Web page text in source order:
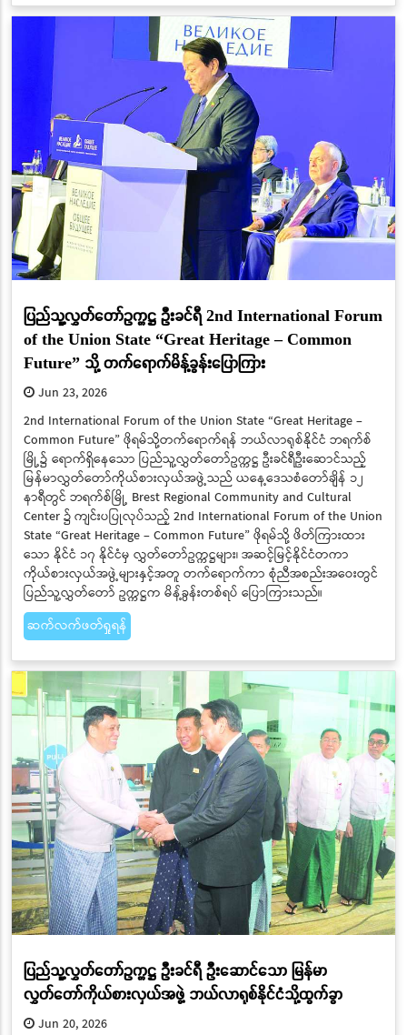
ပြည်သူ့လွှတ်တော်ဥက္ကဋ္ဌ ဦးခင်ရီ 2nd International Forum
of the Union State “Great Heritage – Common
Future” သို့ တက်ရောက်မိန့်ခွန်းပြောကြား
Jun 23, 2026
2nd International Forum of the Union State “Great Heritage –
Common Future” ဖိုရမ်သို့တက်ရောက်ရန် ဘယ်လာရုစ်နိုင်ငံ ဘရက်စ်
မြို့၌ ရောက်ရှိနေသော ပြည်သူ့လွှတ်တော်ဥက္ကဋ္ဌ ဦးခင်ရီဦးဆောင်သည့်
မြန်မာလွှတ်တော်ကိုယ်စားလှယ်အဖွဲ့သည် ယနေ့ဒေသစံတော်ချိန် ၁၂
နာရီတွင် ဘရက်စ်မြို့ Brest Regional Community and Cultural
Center ၌ ကျင်းပပြုလုပ်သည့် 2nd International Forum of the Union
State “Great Heritage – Common Future” ဖိုရမ်သို့ ဖိတ်ကြားထား
သော နိုင်ငံ ၁၇ နိုင်ငံမှ လွှတ်တော်ဥက္ကဋ္ဌများ၊ အဆင့်မြင့်နိုင်ငံတကာ
ကိုယ်စားလှယ်အဖွဲ့များနှင့်အတူ တက်ရောက်ကာ စုံညီအစည်းအဝေးတွင်
ပြည်သူ့လွှတ်တော် ဥက္ကဋ္ဌက မိန့်ခွန်းတစ်ရပ် ပြောကြားသည်။
ဆက်လက်ဖတ်ရှုရန်
ပြည်သူ့လွှတ်တော်ဥက္ကဋ္ဌ ဦးခင်ရီ ဦးဆောင်သော မြန်မာ
လွှတ်တော်ကိုယ်စားလှယ်အဖွဲ့ ဘယ်လာရုစ်နိုင်ငံသို့ထွက်ခွာ
Jun 20, 2026